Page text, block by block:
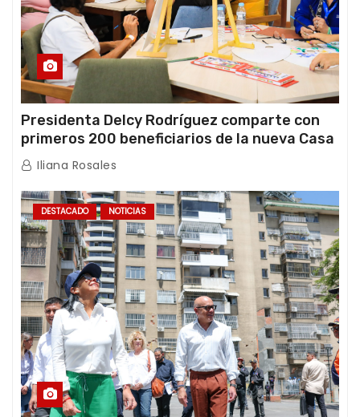
Presidenta Delcy Rodríguez comparte con
primeros 200 beneficiarios de la nueva Casa
de los Abuelos “La Primavera” en Caracas
Iliana Rosales
DESTACADO NOTICIAS